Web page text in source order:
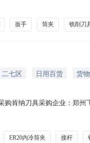
省郑州市二七区南三环中
扳手 筒夹 铣削刀
七区 日用百货
货物
购肯纳刀具采购企业：郑
省郑州市二七区南三环中
ER20内冷筒夹 接杆